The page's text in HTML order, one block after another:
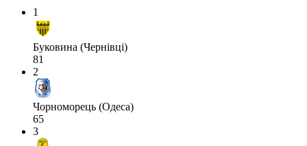
1
Буковина (Чернівці)
81
2
Чорноморець (Одеса)
65
3